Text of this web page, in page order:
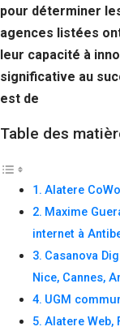
pour déterminer
agences listées
leur capacité à
significative au
est de
Table des
Alatere
Maxime
internet à
Casanova
Nice, Cannes,
UGM
Alatere